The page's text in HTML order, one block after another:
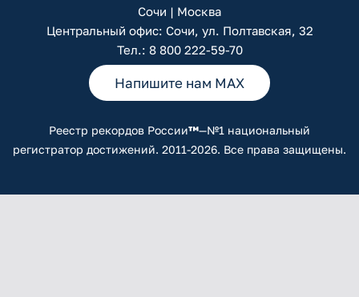
Сочи | Москва
Центральный офис: Сочи, ул. Полтавская, 32
Тел.: 8 800 222-59-70
Напишите нам MAX
Реестр рекордов России™—№1 национальный
регистратор достижений. 2011-2026. Все права защищены.